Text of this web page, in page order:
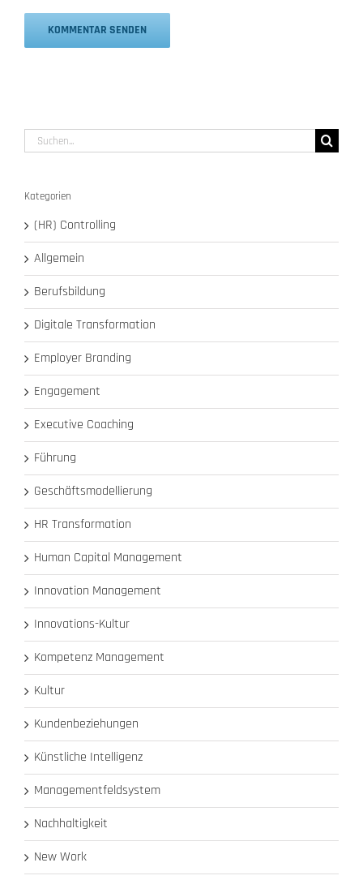
Suche
nach:
Kategorien
(HR) Controlling
Allgemein
Berufsbildung
Digitale Transformation
Employer Branding
Engagement
Executive Coaching
Führung
Geschäftsmodellierung
HR Transformation
Human Capital Management
Innovation Management
Innovations-Kultur
Kompetenz Management
Kultur
Kundenbeziehungen
Künstliche Intelligenz
Managementfeldsystem
Nachhaltigkeit
New Work